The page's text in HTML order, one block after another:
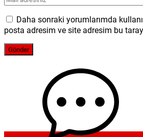
Daha sonraki yorumlarımda
posta adresim ve site adresim bu